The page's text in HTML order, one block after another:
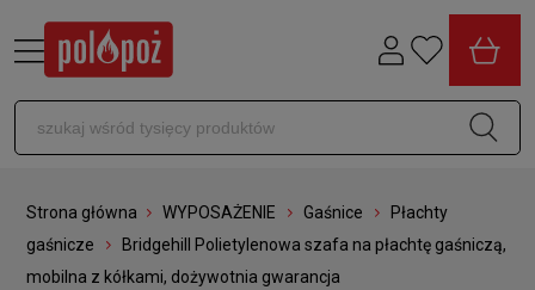
Strona główna WYPOSAŻENIE Gaśnice
Płachty
gaśnicze
Bridgehill Polietylenowa szafa na płachtę gaśniczą,
mobilna z kółkami, dożywotnia gwarancja